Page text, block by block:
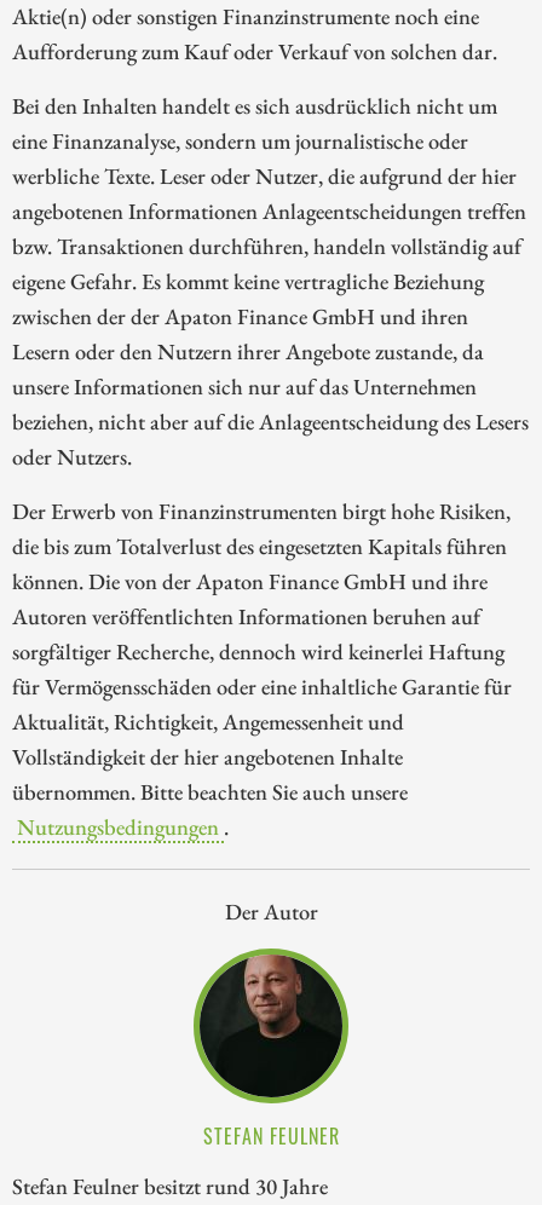
Aktie(n) oder sonstigen Finanzinstrumente noch eine
Aufforderung zum Kauf oder Verkauf von solchen dar.
Bei den Inhalten handelt es sich ausdrücklich nicht um
eine Finanzanalyse, sondern um journalistische oder
werbliche Texte. Leser oder Nutzer, die aufgrund der hier
angebotenen Informationen Anlageentscheidungen treffen
bzw. Transaktionen durchführen, handeln vollständig auf
eigene Gefahr. Es kommt keine vertragliche Beziehung
zwischen der der Apaton Finance GmbH und ihren
Lesern oder den Nutzern ihrer Angebote zustande, da
unsere Informationen sich nur auf das Unternehmen
beziehen, nicht aber auf die Anlageentscheidung des Lesers
oder Nutzers.
Der Erwerb von Finanzinstrumenten birgt hohe Risiken,
die bis zum Totalverlust des eingesetzten Kapitals führen
können. Die von der Apaton Finance GmbH und ihre
Autoren veröffentlichten Informationen beruhen auf
sorgfältiger Recherche, dennoch wird keinerlei Haftung
für Vermögensschäden oder eine inhaltliche Garantie für
Aktualität, Richtigkeit, Angemessenheit und
Vollständigkeit der hier angebotenen Inhalte
übernommen. Bitte beachten Sie auch unsere
Nutzungsbedingungen .
Der Autor
STEFAN FEULNER
Stefan Feulner besitzt rund 30 Jahre